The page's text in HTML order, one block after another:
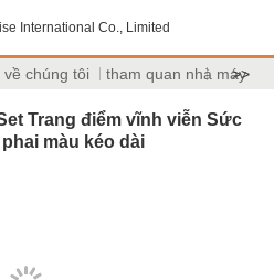
International Co., Limited
về chúng tôi tham quan nhà máy
>>
Trang điểm vĩnh viễn Sức
màu kéo dài